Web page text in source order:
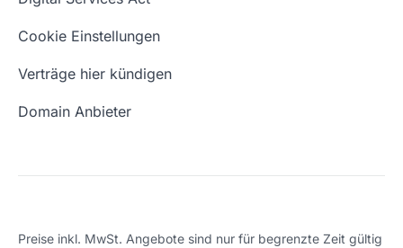
Schön, dass ich dir helfen konnte.
Tut mir leid, du erreichst uns unter:
+49 (0) 451 / 70 99 70
support@checkdomain.de
Schön, dass ich dir helfen konnte.
Tut mir leid, du erreichst uns unter:
+49 (0) 451 / 70 99 70
support@checkdomain.de
Domain Umzug
Wie ist meine IP?
Email Adresse erstellen
Cookie Einstellungen
Verträge hier kündigen
Domain Anbieter
Preise inkl. MwSt. Angebote sind nur für begrenzte Zeit gültig